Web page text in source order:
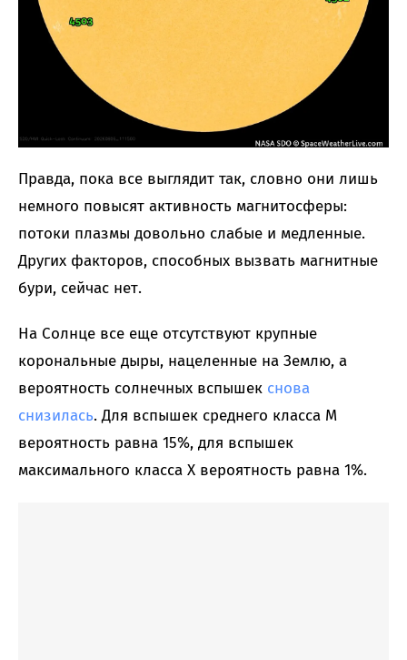
Правда, пока все выглядит так, словно они лишь
немного повысят активность магнитосферы:
потоки плазмы довольно слабые и медленные.
Других факторов, способных вызвать магнитные
бури, сейчас нет.
На Солнце все еще отсутствуют крупные
корональные дыры, нацеленные на Землю, а
вероятность солнечных вспышек снова
снизилась. Для вспышек среднего класса M
вероятность равна 15%, для вспышек
максимального класса X вероятность равна 1%.